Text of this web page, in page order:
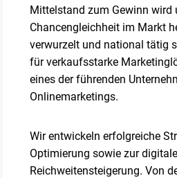
Mittelstand zum Gewinn wird
Chancengleichheit im Markt
verwurzelt und national tätig
für verkaufsstarke
eines der führenden
Onlinemarketings.
Wir entwickeln erfolgreiche
Optimierung sowie zur
Reichweitensteigerung. Von